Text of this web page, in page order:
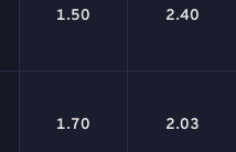
1.50 2.40
1.70 2.03